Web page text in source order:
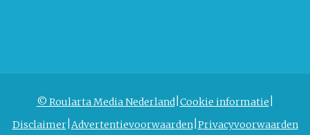
© Roularta Media Nederland Cookie informatie
Disclaimer Advertentievoorwaarden Privacyvoorwaarden